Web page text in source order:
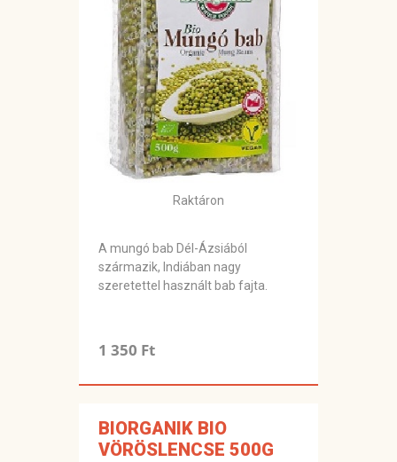
Raktáron
A mungó bab Dél-Ázsiából
származik, Indiában nagy
szeretettel használt bab fajta.
1 350 Ft
BIORGANIK BIO
VÖRÖSLENCSE 500G